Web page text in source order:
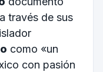
través de sus
como «un
con pasión